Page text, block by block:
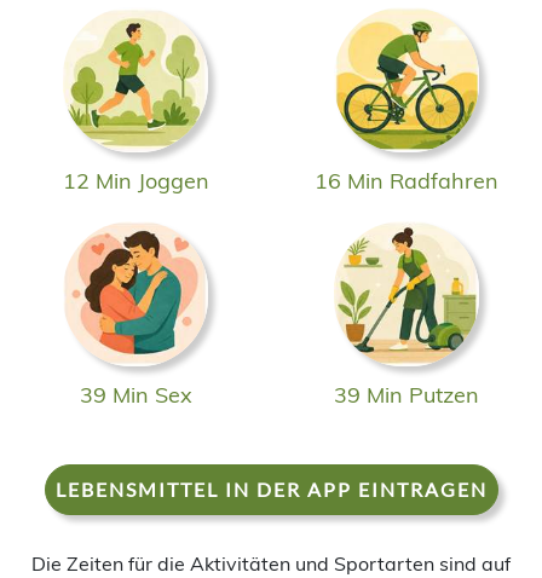
12 Min Joggen 16 Min Radfahren
39 Min Sex 39 Min Putzen
LEBENSMITTEL IN DER APP EINTRAGEN
Die Zeiten für die Aktivitäten und Sportarten sind auf